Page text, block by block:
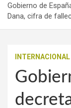
Gobierno de
Dana, cifra de
INTERNACIONAL